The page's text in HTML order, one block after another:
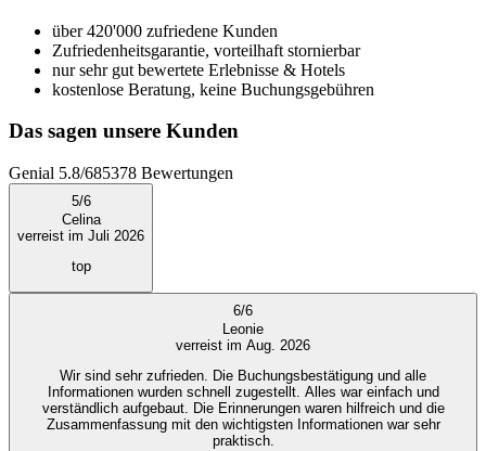
über 420'000 zufriedene Kunden
Zufriedenheitsgarantie, vorteilhaft stornierbar
nur sehr gut bewertete Erlebnisse & Hotels
kostenlose Beratung, keine Buchungsgebühren
Das sagen unsere Kunden
Genial 5.8/685378 Bewertungen
5/6
Celina
verreist im Juli 2026
top
6/6
Leonie
verreist im Aug. 2026
Wir sind sehr zufrieden. Die Buchungsbestätigung und alle
Informationen wurden schnell zugestellt. Alles war einfach und
verständlich aufgebaut. Die Erinnerungen waren hilfreich und die
Zusammenfassung mit den wichtigsten Informationen war sehr
praktisch.